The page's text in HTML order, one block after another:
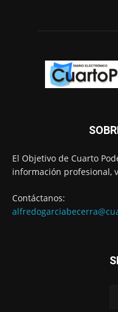
El Objetivo de Cuarto
información profesional,
Contáctanos: